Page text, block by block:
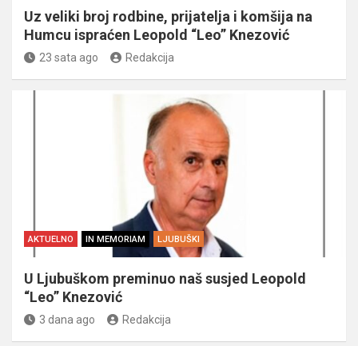
Uz veliki broj rodbine, prijatelja i komšija na
Humcu ispraćen Leopold “Leo” Knezović
23 sata ago Redakcija
AKTUELNO IN MEMORIAM LJUBUŠKI
U Ljubuškom preminuo naš susjed Leopold
“Leo” Knezović
3 dana ago Redakcija